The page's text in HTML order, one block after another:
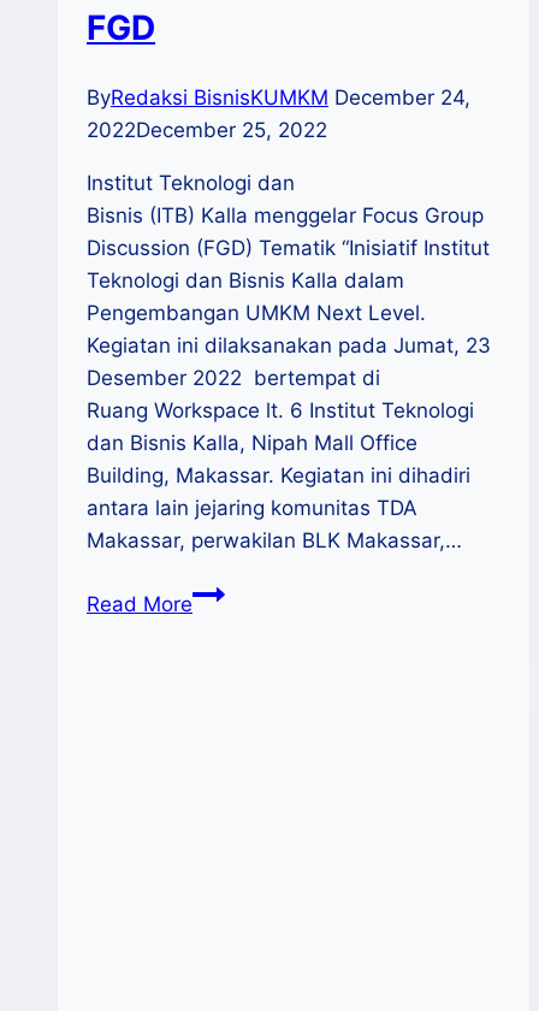
FGD
ByRedaksi BisnisKUMKM December 24,
2022December 25, 2022
Institut Teknologi dan
Bisnis (ITB) Kalla menggelar Focus Group
Discussion (FGD) Tematik “Inisiatif Institut
Teknologi dan Bisnis Kalla dalam
Pengembangan UMKM Next Level.
Kegiatan ini dilaksanakan pada Jumat, 23
Desember 2022 bertempat di
Ruang Workspace lt. 6 Institut Teknologi
dan Bisnis Kalla, Nipah Mall Office
Building, Makassar. Kegiatan ini dihadiri
antara lain jejaring komunitas TDA
Makassar, perwakilan BLK Makassar,…
Read MoreDukung